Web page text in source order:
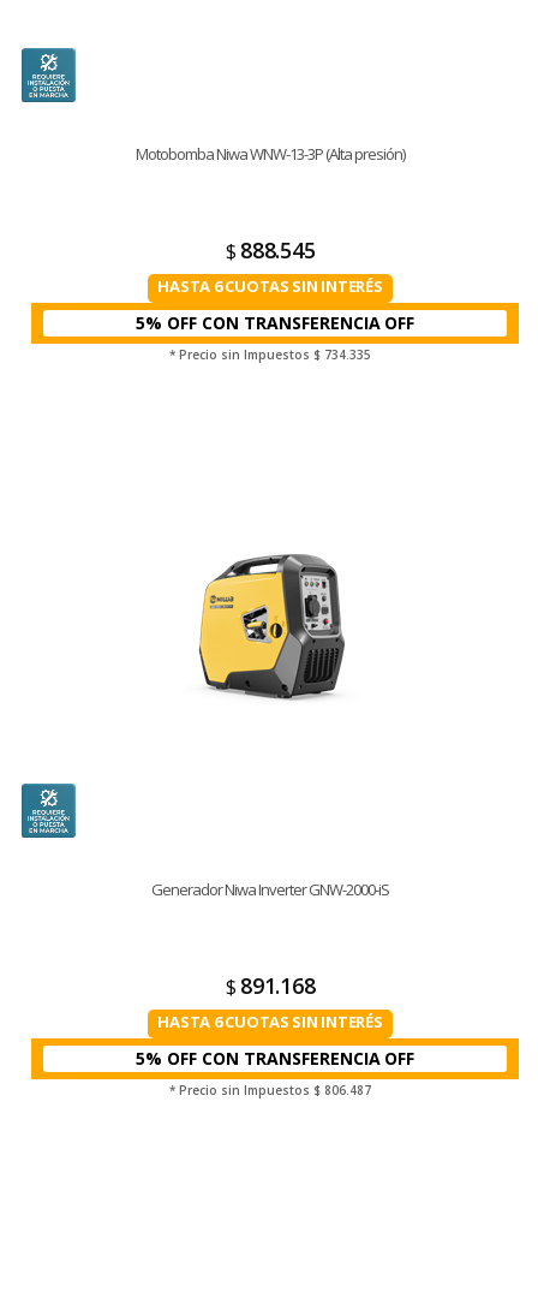
Motobomba Niwa WNW-13-3P (Alta presión)
$ 888.545
HASTA 6 CUOTAS SIN INTERÉS
5% OFF CON TRANSFERENCIA
* Precio sin Impuestos $ 734.335
Generador Niwa Inverter GNW-2000-iS
$ 891.168
HASTA 6 CUOTAS SIN INTERÉS
5% OFF CON TRANSFERENCIA
* Precio sin Impuestos $ 806.487